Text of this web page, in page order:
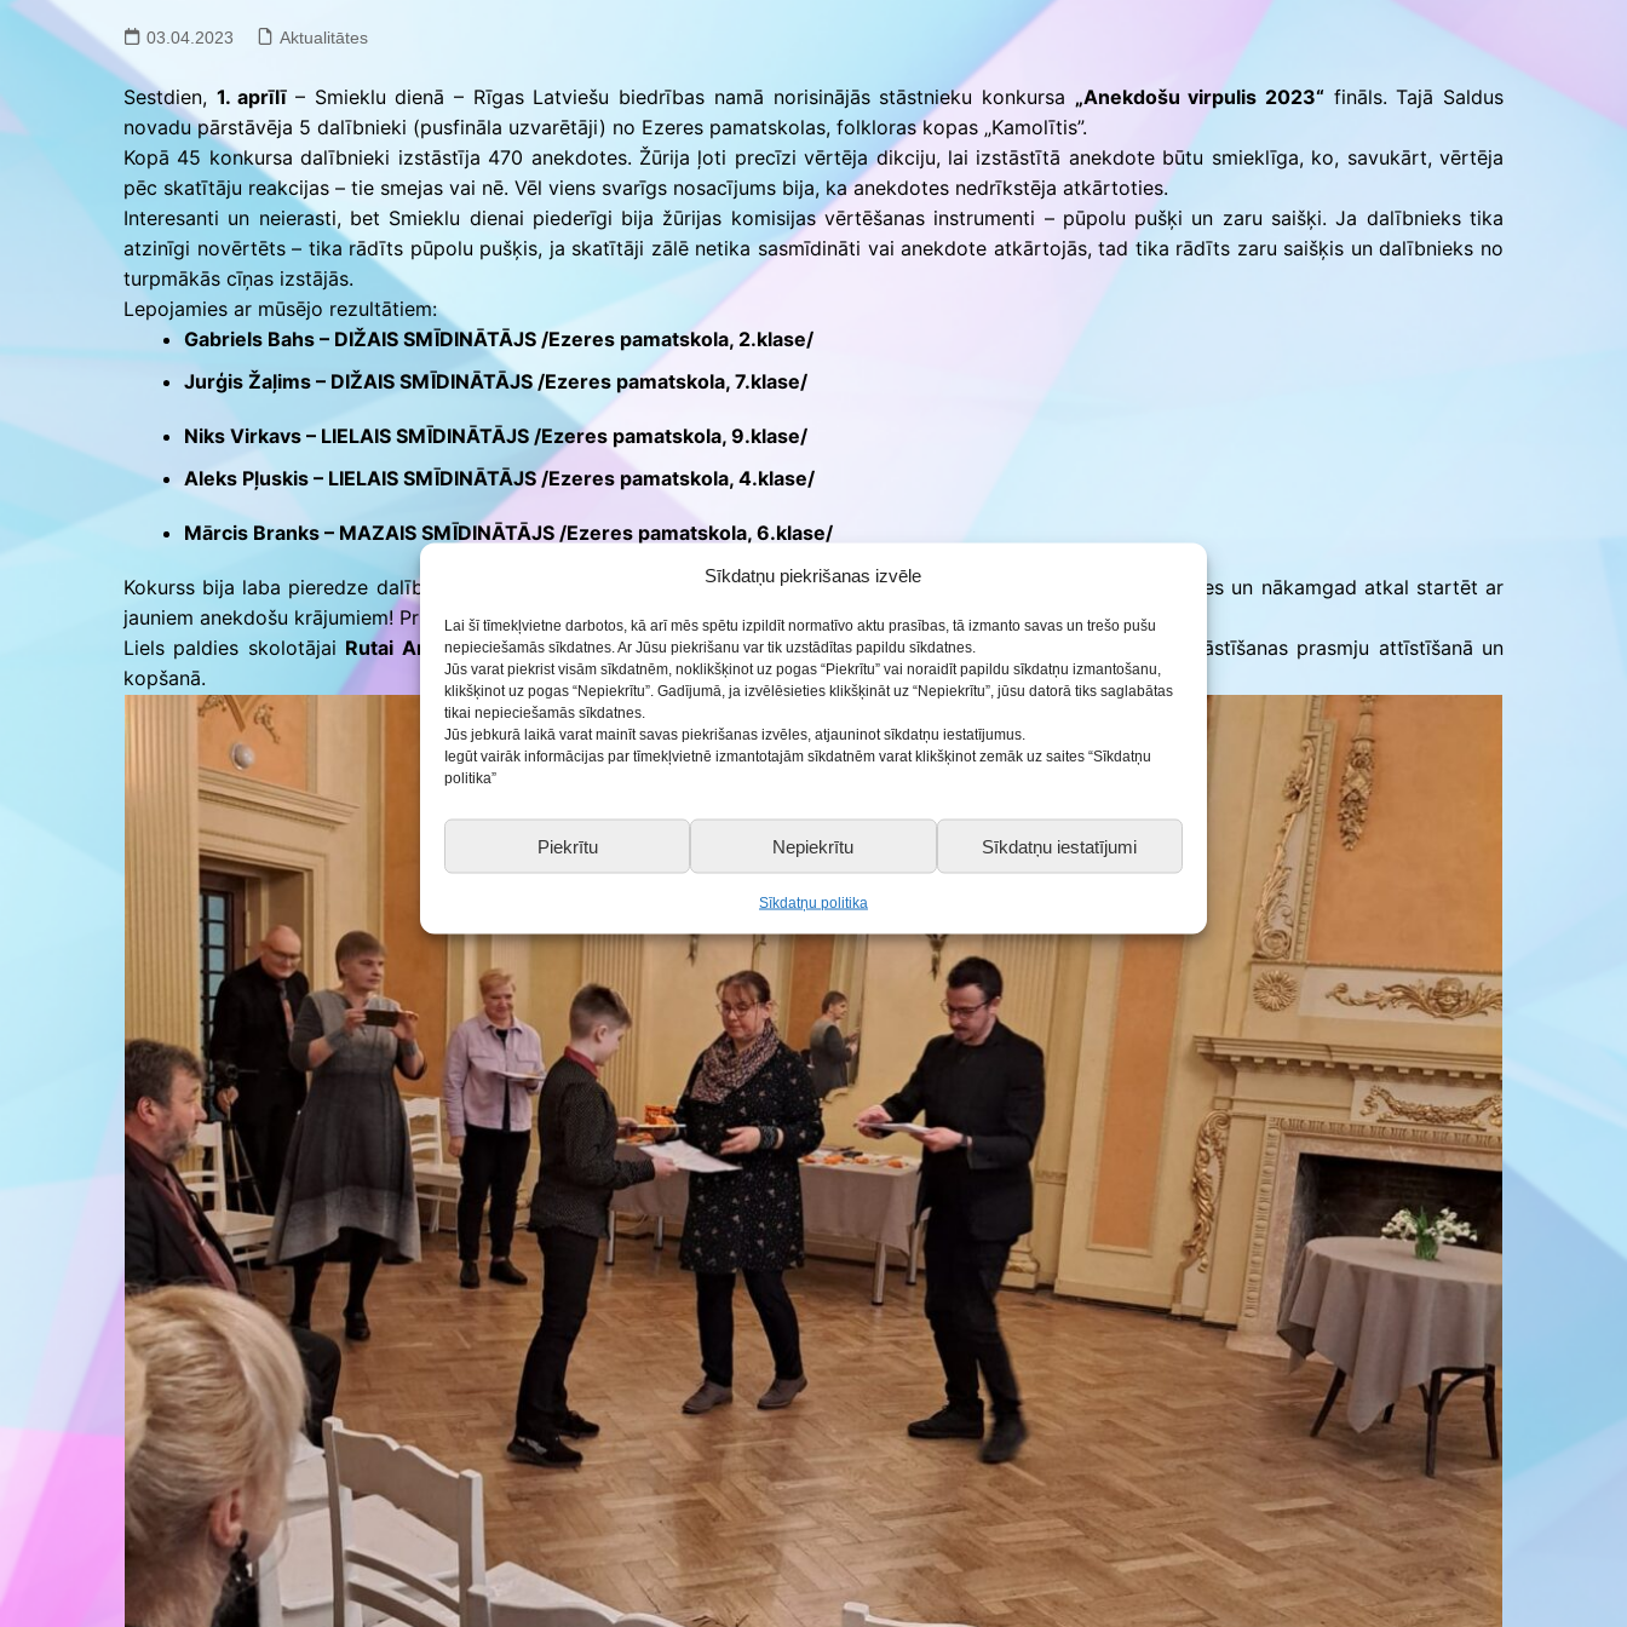
Sīkdatņu piekrišanas izvēle
Lai šī tīmekļvietne darbotos, kā arī mēs spētu izpildīt normatīvo aktu prasības, tā izmanto savas un trešo pušu
nepieciešamās sīkdatnes. Ar Jūsu piekrišanu var tik uzstādītas papildu sīkdatnes.
Jūs varat piekrist visām sīkdatnēm, noklikšķinot uz pogas “Piekrītu” vai noraidīt papildu sīkdatņu izmantošanu,
klikšķinot uz pogas “Nepiekrītu”. Gadījumā, ja izvēlēsieties klikšķināt uz “Nepiekrītu”, jūsu datorā tiks saglabātas
tikai nepieciešamās sīkdatnes.
Jūs jebkurā laikā varat mainīt savas piekrišanas izvēles, atjauninot sīkdatņu iestatījumus.
Iegūt vairāk informācijas par tīmekļvietnē izmantotajām sīkdatnēm varat klikšķinot zemāk uz saites “Sīkdatņu
politika”
Piekrītu Nepiekrītu Sīkdatņu iestatījumi
Sīkdatņu politika
Konkursu un pasākumu
03.04.2023 Aktualitātes
Sestdien, 1. aprīlī– Smieklu dienā – Rīgas Latviešu biedrības namā norisinājās stāstnieku konkursa „Anekdošu virpulis 2023“fināls. Tajā Saldus
novadu pārstāvēja 5 dalībnieki (pusfināla uzvarētāji) no Ezeres pamatskolas, folkloras kopas „Kamolītis”.
Kopā 45 konkursa dalībnieki izstāstīja 470 anekdotes. Žūrija ļoti precīzi vērtēja dikciju, lai izstāstītā anekdote būtu smieklīga, ko, savukārt, vērtēja
pēc skatītāju reakcijas – tie smejas vai nē. Vēl viens svarīgs nosacījums bija, ka anekdotes nedrīkstēja atkārtoties.
Interesanti un neierasti, bet Smieklu dienai piederīgi bija žūrijas komisijas vērtēšanas instrumenti – pūpolu pušķi un zaru saišķi. Ja dalībnieks tika
atzinīgi novērtēts – tika rādīts pūpolu pušķis, ja skatītāji zālē netika sasmīdināti vai anekdote atkārtojās, tad tika rādīts zaru saišķis un dalībnieks no
turpmākās cīņas izstājās.
Lepojamies ar mūsējo rezultātiem:
Gabriels Bahs – DIŽAIS SMĪDINĀTĀJS /Ezeres pamatskola, 2.klase/
Jurģis Žaļims – DIŽAIS SMĪDINĀTĀJS /Ezeres pamatskola, 7.klase/
Niks Virkavs – LIELAIS SMĪDINĀTĀJS /Ezeres pamatskola, 9.klase/
Aleks Pļuskis – LIELAIS SMĪDINĀTĀJS /Ezeres pamatskola, 4.klase/
Mārcis Branks – MAZAIS SMĪDINĀTĀJS /Ezeres pamatskola, 6.klase/
Kokurss bija laba pieredze dalībniekiem, jo, kā paši atzina, šī nebija viegla, bet vērtīga pieredze! Novēlam neapstāties un nākamgad atkal startēt ar
jauniem anekdošu krājumiem! Priecājamies un lepojamies!
Liels paldies skolotājai Rutai Arneipar ieguldīto darbu dalībnieku sagatavošanā, nesavtīgu darbu tradicionālās stāstīšanas prasmju attīstīšanā un
kopšanā.